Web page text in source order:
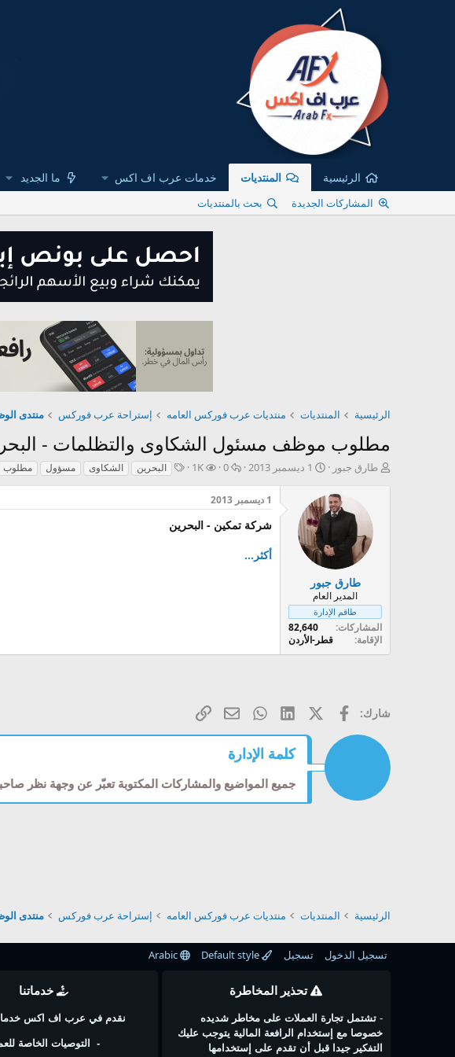
الرئيسية المنتديات خدمات عرب اف اكس ما الجديد
المشاركات الجديدة بحث بالمنتديات
الرئيسية المنتديات منتديات عرب فوركس العامه إستراحة عرب فوركس منتدى
مطلوب موظف مسئول الشكاوى والتظلمات -
ب
ع
طارق جبور
ت
ي
خ
ا
ل
ب
ء
1 ديسمبر 2013
ا
ر
د
و
0
ا
ش
ا
1K
ا
س
و
البحرين الشكاوى مسؤول مطلوب
طارق جبور
المدير العام
طاقم الإدارة
المشاركات
82,640
الإقامة
قطر-الأردن
1 ديسمبر 2013
شركة تمكين - البحرين
أكثر...
شارك: فيسبوك X (Twitter)
LinkedIn
WhatsApp
البريد الإلكتروني
الرابط
كلمة الإدارة
جميع المواضيع والمشاركات المكتوبة تعبّر عن وجهة نظر
الرئيسية المنتديات منتديات عرب فوركس العامه إستراحة عرب فوركس منتدى
تسجيل الدخول تسجيل Arabic
تحذير المخاطرة
- تشتمل تجارة العملات على مخاطر شديده
خصوصا مع إستخدام الرافعة المالية يتوجب عليك
التفكير جيدا قبل أن تقدم على إستخدامها
خدماتنا
نقدم في عرب اف اكس
- التوصيات الخاصة